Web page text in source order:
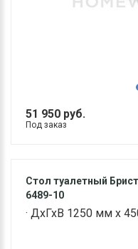
51 950 руб.
Под заказ
Стол туалетный
6489-10
· ДхГхВ 1250 мм х